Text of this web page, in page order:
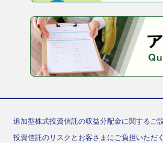
追加型株式投資信託の収益分配金に関するご
投資信託のリスクとお客さまにご負担いただ